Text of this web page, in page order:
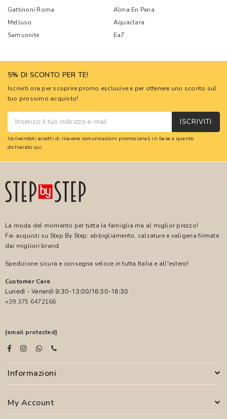
Gattinoni Roma
Alma En Pena
Melluso
Aquaclara
Samsonite
Ea7
5% DI SCONTO PER TE!
Iscriviti ora per scoprire promo esclusive e per ottenere uno sconto sul
tuo prossimo acquisto!
ISCRIVITI
Iscrivendoti accetti di ricevere comunicazioni promozionali in base a quanto
dichiarato qui.
La moda del momento per tutta la famiglia ma al miglior prezzo!
Fai acquisti su Step By Step: abbigliamento, calzature e valigeria firmate
dai migliori brand.
Spedizione sicura e consegna veloce in tutta Italia e all'estero!
Customer Care
Lunedì - Venerdì 9:30-13:00/16:30-18:30
+39 375 6472166
[email protected]
Informazioni
My Account